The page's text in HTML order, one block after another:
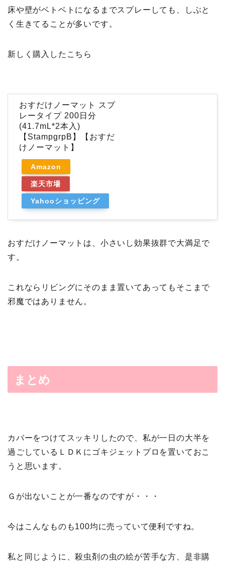
床や壁がベトベトになるまでスプレーしても、しぶと
く生きてることが多いです。
新しく購入したこちら
おすだけノーマット スプ
レータイプ 200日分
(41.7mL*2本入)
【StampgrpB】【おすだ
けノーマット】
Amazon
楽天市場
Yahooショッピング
おすだけノーマットは、小さいし効果抜群で大満足で
す。
これならリビングにそのまま置いてあってもそこまで
邪魔ではありません。
まとめ
カバーをつけてスッキリしたので、私が一日の大半を
過ごしているＬＤＫにゴキジェットプロを置いておこ
うと思います。
Ｇが出ないことが一番なのですが・・・
今はこんなものも100均に売っていて便利ですね。
私と同じように、殺虫剤の虫の絵が苦手な方、是非購